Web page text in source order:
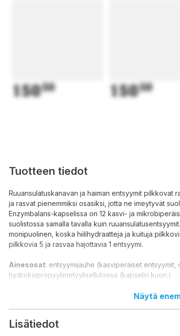
15050 15050
Tuotteen tiedot
Ruuansulatuskanavan ja haiman entsyymit pilkkovat
ja rasvat pienemmiksi osasiksi, jotta ne imeytyvät
Enzymbalans-kapselissa on 12 kasvi- ja
suolistossa samalla tavalla kuin
monipuolinen, koska hiilihydraatteja ja kuituja
pilkkovia 5 ja rasvaa hajottavia 1 entsyymi.
Ainesosat: entsyymijauhe (kasviperäiset entsyymit,
hydroksipropyylimetyyliselluloosa (kapselin kuori.)
: Aikuisille 1-2
Vaikuttavat aineet/ 1 kapseli:
Näytä
Lisätiedot